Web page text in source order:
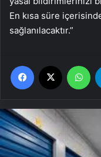
En kısa süre
sağlanılacaktır.”
Facebook